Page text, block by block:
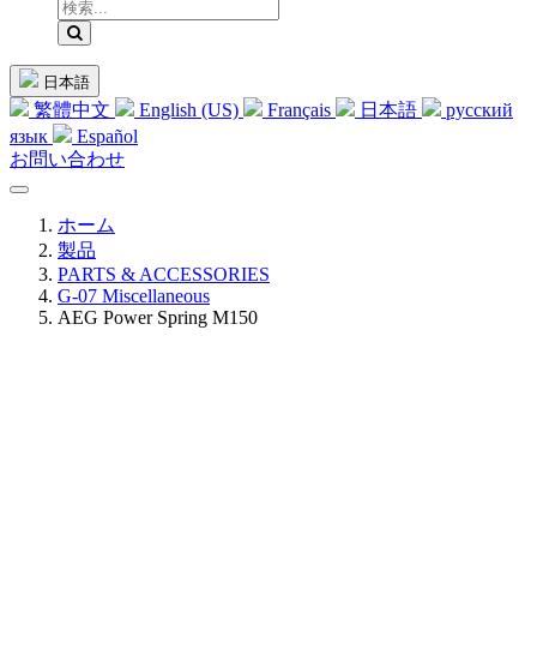
日本語
繁體中文 English (US) Français 日本語
русский
язык
Español
お問い合わせ
ホーム
製品
PARTS & ACCESSORIES
G-07 Miscellaneous
AEG Power Spring M150